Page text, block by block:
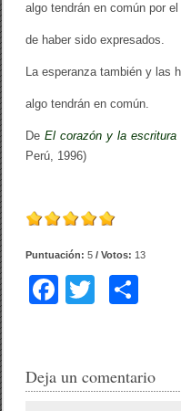
algo tendrán en común por
de haber sido expresados.
La esperanza también y las
algo tendrán en común.
DeEl corazón y la escritura
Perú, 1996)
Puntuación:5 / Votos: 13
F
e
er p
Deja un comentario